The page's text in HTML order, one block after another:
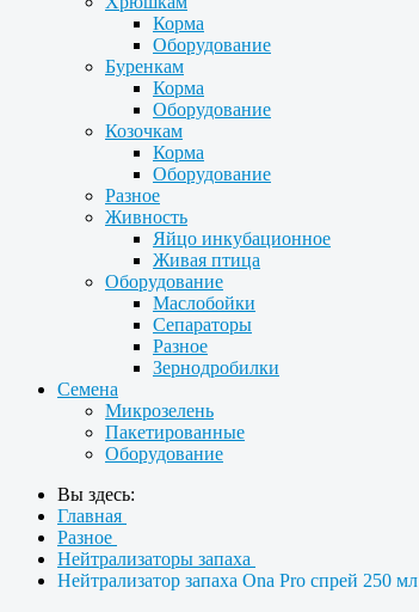
Корма
Оборудование
Буренкам
Корма
Оборудование
Козочкам
Корма
Оборудование
Разное
Живность
Яйцо инкубационное
Живая птица
Оборудование
Маслобойки
Сепараторы
Разное
Зернодробилки
Семена
Микрозелень
Пакетированные
Оборудование
Вы здесь:
Главная
Разное
Нейтрализаторы запаха
Нейтрализатор запаха Ona Pro спрей 250 мл